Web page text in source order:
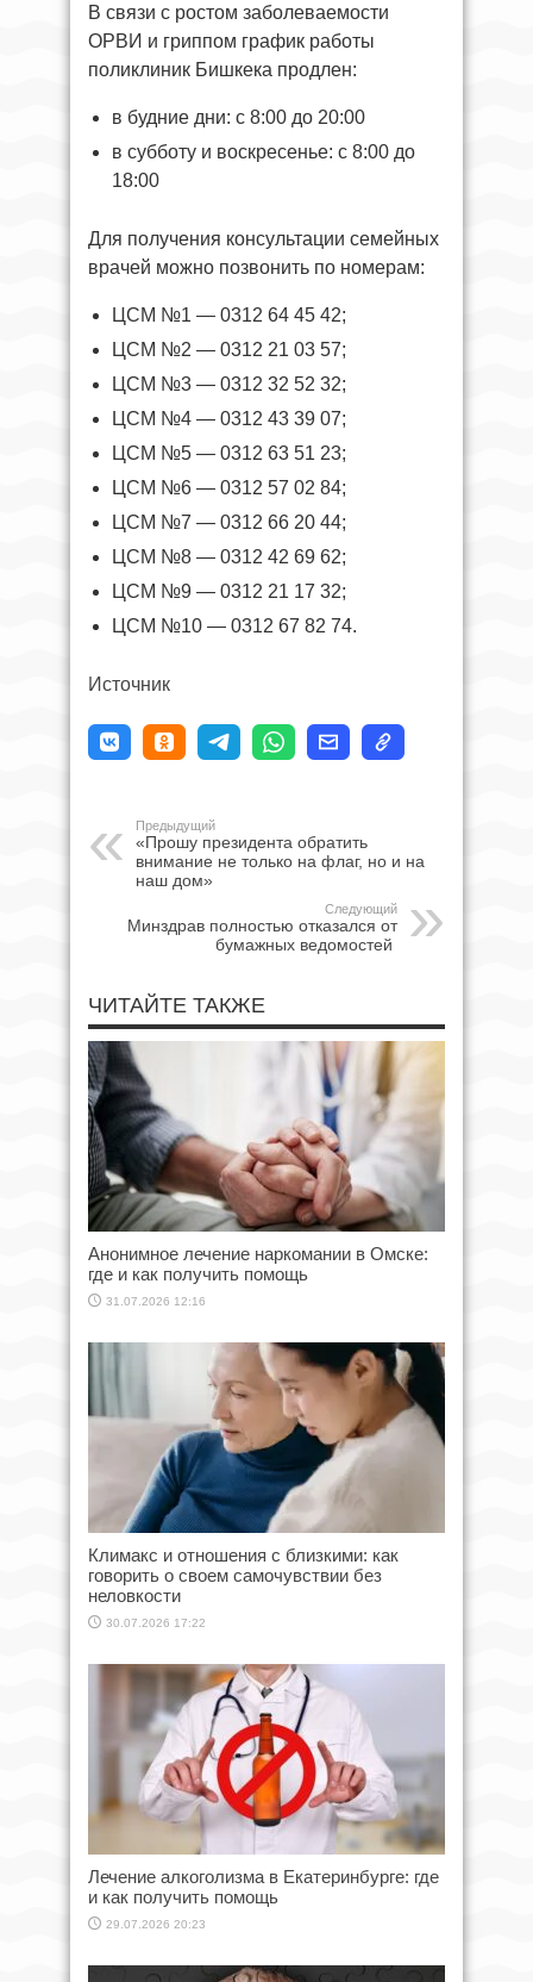
В связи с ростом заболеваемости
ОРВИ и гриппом график работы
поликлиник Бишкека продлен:
в будние дни: с 8:00 до 20:00
в субботу и воскресенье: с 8:00 до
18:00
Для получения консультации семейных
врачей можно позвонить по номерам:
ЦСМ №1 — 0312 64 45 42;
ЦСМ №2 — 0312 21 03 57;
ЦСМ №3 — 0312 32 52 32;
ЦСМ №4 — 0312 43 39 07;
ЦСМ №5 — 0312 63 51 23;
ЦСМ №6 — 0312 57 02 84;
ЦСМ №7 — 0312 66 20 44;
ЦСМ №8 — 0312 42 69 62;
ЦСМ №9 — 0312 21 17 32;
ЦСМ №10 — 0312 67 82 74.
Источник
Предыдущий
«Прошу президента обратить
внимание не только на флаг, но и на
наш дом»
Следующий
Минздрав полностью отказался от
бумажных ведомостей
ЧИТАЙТЕ ТАКЖЕ
Анонимное лечение наркомании в Омске:
где и как получить помощь
31.07.2026 12:16
Климакс и отношения с близкими: как
говорить о своем самочувствии без
неловкости
30.07.2026 17:22
Лечение алкоголизма в Екатеринбурге: где
и как получить помощь
29.07.2026 20:23